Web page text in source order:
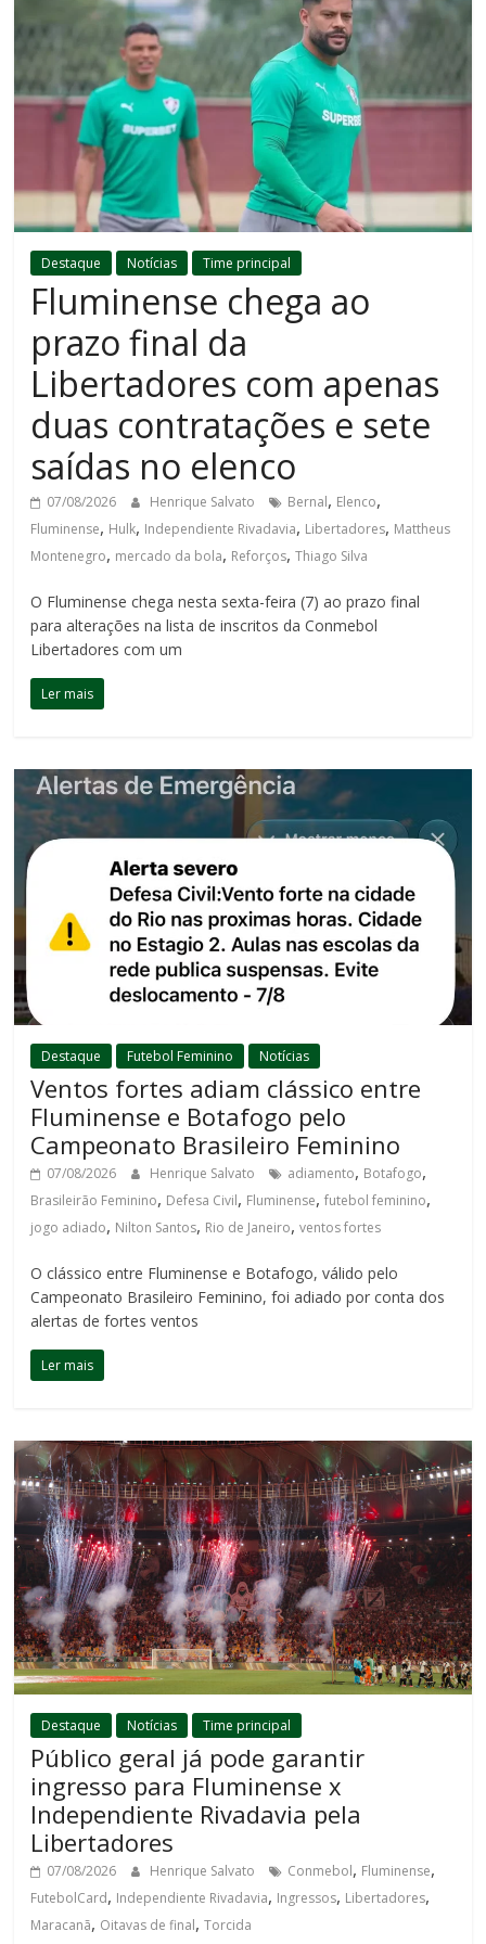
Destaque Notícias Time principal
Fluminense chega ao
prazo final da
Libertadores com apenas
duas contratações e sete
saídas no elenco
07/08/2026 Henrique Salvato Bernal, Elenco,
Fluminense, Hulk, Independiente Rivadavia, Libertadores, Mattheus
Montenegro, mercado da bola, Reforços,Thiago Silva
O Fluminense chega nesta sexta-feira (7) ao prazo final
para alterações na lista de inscritos da Conmebol
Libertadores com um
Ler mais
Destaque Futebol Feminino Notícias
Ventos fortes adiam clássico entre
Fluminense e Botafogo pelo
Campeonato Brasileiro Feminino
07/08/2026 Henrique Salvato adiamento, Botafogo,
Brasileirão Feminino, Defesa Civil, Fluminense,futebol feminino,
jogo adiado, Nilton Santos, Rio de Janeiro,ventos fortes
O clássico entre Fluminense e Botafogo, válido pelo
Campeonato Brasileiro Feminino, foi adiado por conta dos
alertas de fortes ventos
Ler mais
Destaque Notícias Time principal
Público geral já pode garantir
ingresso para Fluminense x
Independiente Rivadavia pela
Libertadores
07/08/2026 Henrique Salvato Conmebol, Fluminense,
FutebolCard, Independiente Rivadavia, Ingressos, Libertadores,
Maracanã, Oitavas de final,Torcida